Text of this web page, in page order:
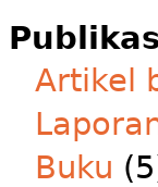
Artikel
Buku